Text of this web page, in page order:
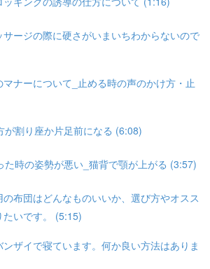
サージの際に硬さがいまいちわからないので
ナーについて_止める時の声のかけ方・止
が割り座か片足前になる (6:08)
た時の姿勢が悪い_猫背で顎が上がる (3:57)
布団はどんなものいいか、選び方やオスス
たいです。 (5:15)
ザイで寝ています。何か良い方法はありま